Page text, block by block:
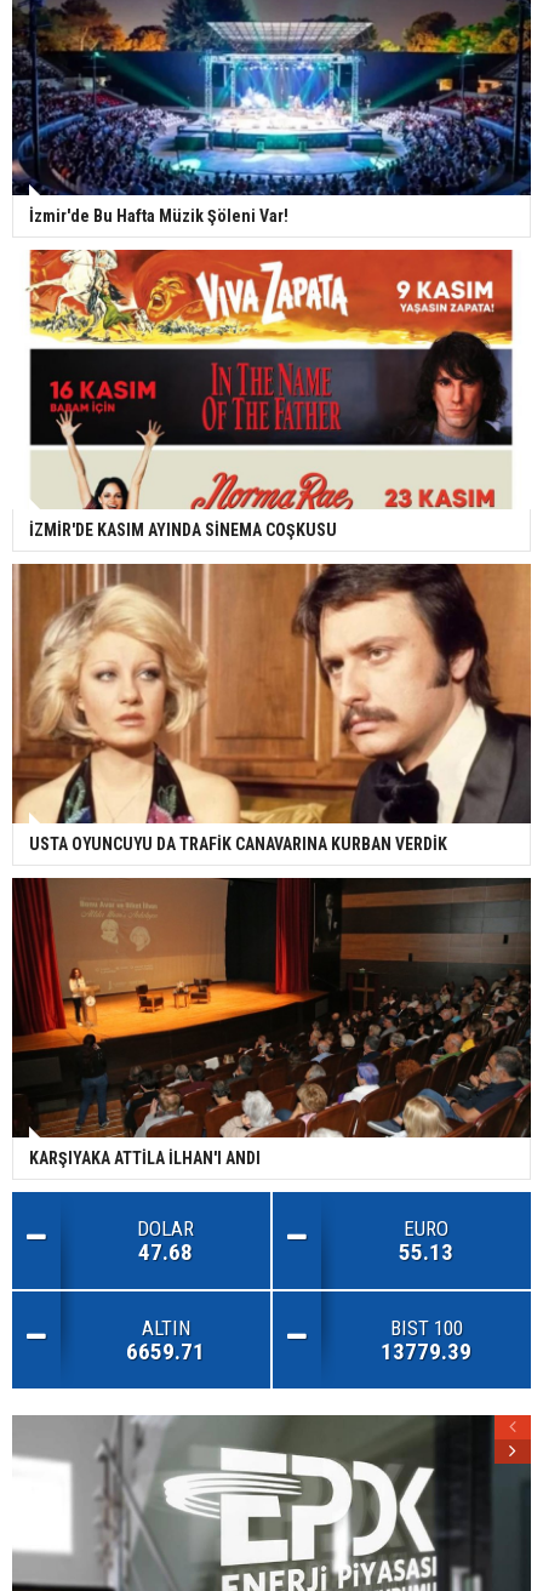
İzmir'de Bu Hafta Müzik Şöleni Var!
İZMİR'DE KASIM AYINDA SİNEMA COŞKUSU
USTA OYUNCUYU DA TRAFİK CANAVARINA KURBAN VERDİK
KARŞIYAKA ATTİLA İLHAN'I ANDI
DOLAR
47.68
EURO
55.13
ALTIN
6659.71
BIST 100
13779.39